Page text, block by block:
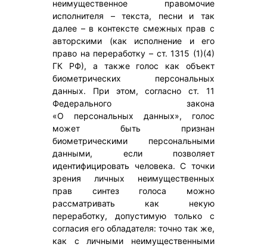
неимущественное правомочие
исполнителя – текста, песни и так
далее – в контексте смежных прав с
авторскими (как исполнение и его
право на переработку – ст. 1315 (1)(4)
ГК РФ), а также голос как объект
биометрических персональных
данных. При этом, согласно ст. 11
Федерального закона
«О персональных данных», голос
может быть признан
биометрическими персональными
данными, если позволяет
идентифицировать человека. С точки
зрения личных неимущественных
прав синтез голоса можно
рассматривать как некую
переработку, допустимую только с
согласия его обладателя: точно так же,
как с личными неимущественными